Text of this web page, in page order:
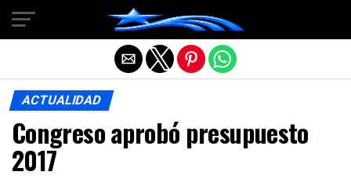
ACTUALIDAD
Congreso aprobó presupuesto
2017
Salir de la versión móvil